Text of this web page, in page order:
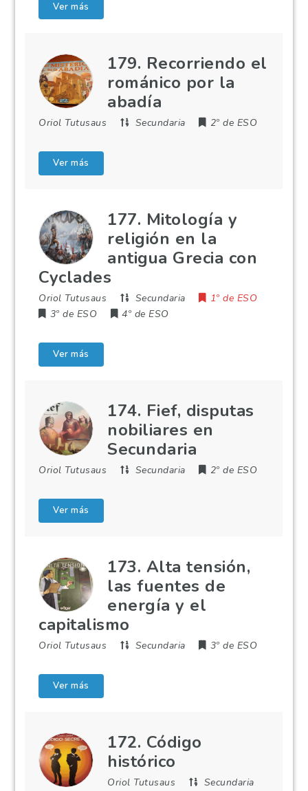
Ver más
179. Recorriendo el
románico por la
abadía
Oriol Tutusaus Secundaria 2º de ESO
Ver más
177. Mitología y
religión en la
antigua Grecia con
Cyclades
Oriol Tutusaus Secundaria
1º de ESO
3º de ESO
4º de ESO
Ver más
174. Fief, disputas
nobiliares en
Secundaria
Oriol Tutusaus Secundaria 2º de ESO
Ver más
173. Alta tensión,
las fuentes de
energía y el
capitalismo
Oriol Tutusaus Secundaria 3º de ESO
Ver más
172. Código
histórico
Oriol Tutusaus
Secundaria